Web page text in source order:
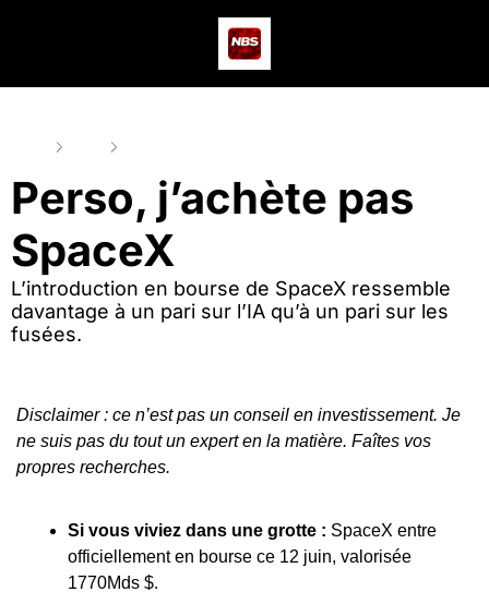
Perso, j’achète pas
SpaceX
L’introduction en bourse de SpaceX ressemble
davantage à un pari sur l’IA qu’à un pari sur les
fusées.
Disclaimer : ce n’est pas un conseil en investissement. Je
ne suis pas du tout un expert en la matière. Faîtes vos
propres recherches.
Si vous viviez dans une grotte : SpaceX entre
officiellement en bourse ce 12 juin, valorisée
1770Mds $.